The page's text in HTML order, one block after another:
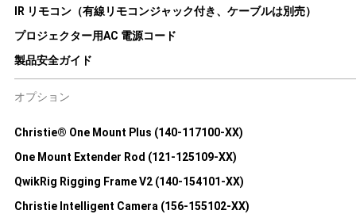
IR リモコン（有線リモコンジャック付き、ケーブルは別売）
プロジェクター用AC 電源コード
製品安全ガイド
オプション
Christie® One Mount Plus (140-117100-XX)
One Mount Extender Rod (121-125109-XX)
QwikRig Rigging Frame V2 (140-154101-XX)
Christie Intelligent Camera (156-155102-XX)